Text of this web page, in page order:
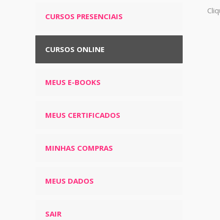
CURSOS PRESENCIAIS
CURSOS ONLINE
MEUS E-BOOKS
MEUS CERTIFICADOS
MINHAS COMPRAS
MEUS DADOS
SAIR